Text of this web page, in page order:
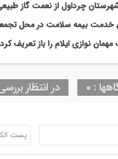
خدمت بیمه سلامت در محل
مهمان نوازی ایلام را باز تعریف
: 0 در انتظار بررسی